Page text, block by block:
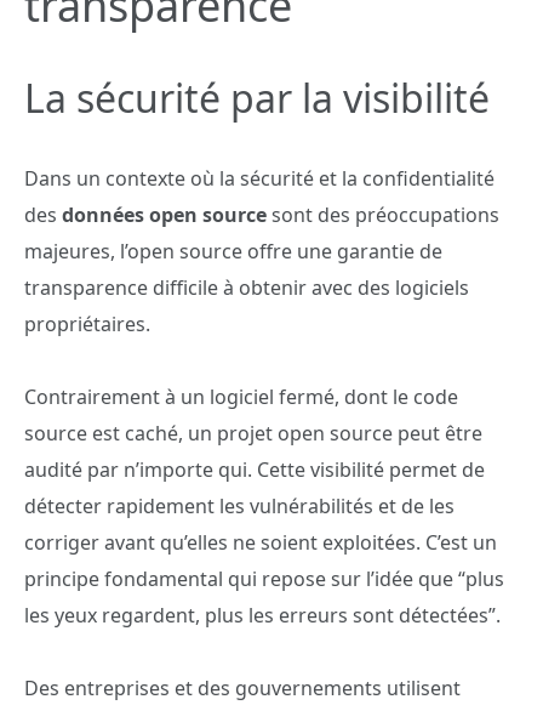
La sécurité par la visibilité
Dans un contexte où la sécurité et la confidentialité
des données open sourcesont des préoccupations
majeures, l’open source offre une garantie de
transparence difficile à obtenir avec des logiciels
propriétaires.
Contrairement à un logiciel fermé, dont le code
source est caché, un projet open source peut être
audité par n’importe qui. Cette visibilité permet de
détecter rapidement les vulnérabilités et de les
corriger avant qu’elles ne soient exploitées. C’est un
principe fondamental qui repose sur l’idée que “plus
les yeux regardent, plus les erreurs sont détectées”.
Des entreprises et des gouvernements utilisent